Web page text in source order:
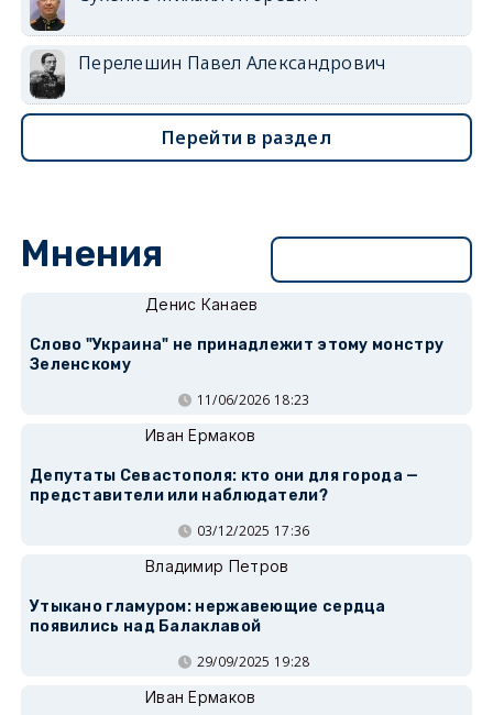
Перелешин Павел Александрович
Перейти в раздел
Мнения
Денис Канаев
Слово "Украина" не принадлежит этому монстру
Зеленскому
11/06/2026 18:23
Иван Ермаков
Депутаты Севастополя: кто они для города —
представители или наблюдатели?
03/12/2025 17:36
Владимир Петров
Утыкано гламуром: нержавеющие сердца
появились над Балаклавой
29/09/2025 19:28
Иван Ермаков